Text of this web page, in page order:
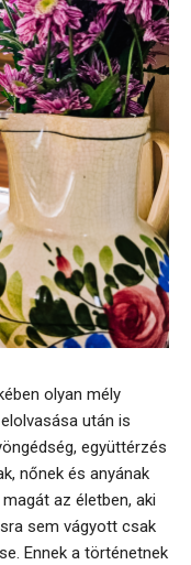
olyan mély
után is
együttérzés
nőnek és anyának
az életben, aki
sem vágyott csak
Ennek a történetnek